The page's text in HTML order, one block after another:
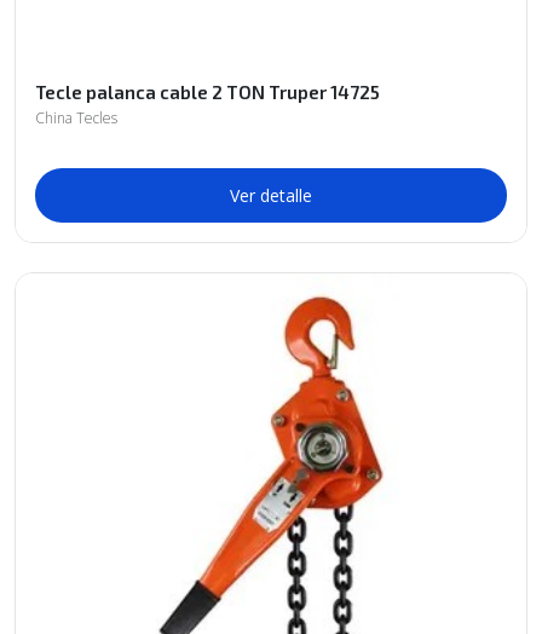
Tecle palanca cable 2 TON Truper 14725
China Tecles
Ver detalle